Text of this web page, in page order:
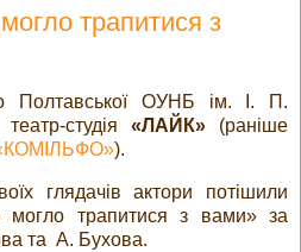
трапитися з
Полтавської ОУНБ ім. І. П.
студія «ЛАЙК» (раніше
).
глядачів актори потішили
могло трапитися з вами» за
та А. Бухова.